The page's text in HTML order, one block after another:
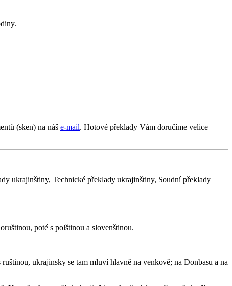
(sken) na náš e-mail. Hotové překlady Vám doručíme velice
ukrajinštiny, Technické překlady ukrajinštiny, Soudní překlady
poté s polštinou a slovenštinou.
ukrajinsky se tam mluví hlavně na venkově; na Donbasu a na